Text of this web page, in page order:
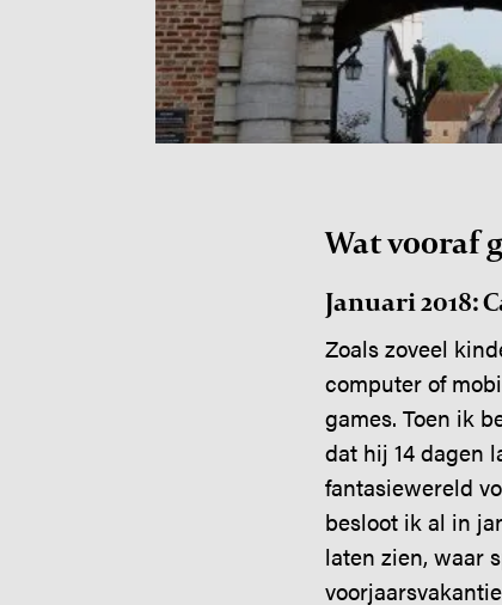
Wat vooraf
Januari 2018:
Zoals zoveel
computer of
games. Toen ik
dat hij 14 dagen
fantasiewereld
besloot ik al in
laten zien, waar